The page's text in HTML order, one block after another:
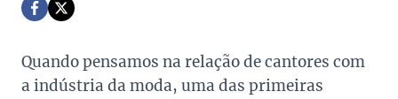
Quando pensamos na relação de cantores com
a indústria da moda, uma das primeiras